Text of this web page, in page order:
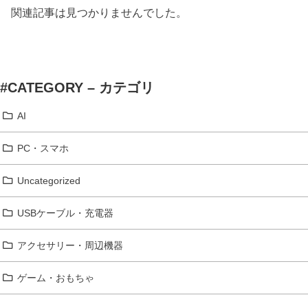
関連記事は見つかりませんでした。
#CATEGORY – カテゴリ
AI
PC・スマホ
Uncategorized
USBケーブル・充電器
アクセサリー・周辺機器
ゲーム・おもちゃ